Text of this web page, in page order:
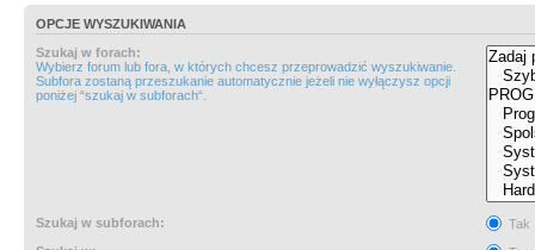
OPCJE WYSZUKIWANIA
Szukaj w forach:
Wybierz forum lub fora, w których chcesz przeprowadzić wyszukiwanie.
Subfora zostaną przeszukanie automatycznie jeżeli nie wyłączysz opcji
poniżej “szukaj w subforach“.
Szukaj w subforach:
Tak